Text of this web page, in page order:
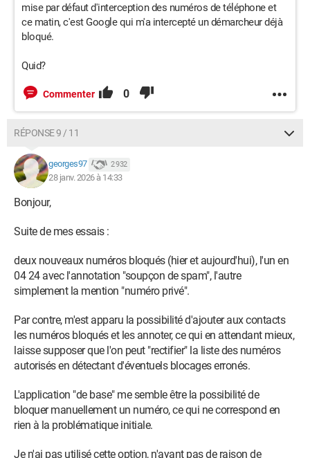
mise par défaut d'interception des numéros de téléphone et
ce matin, c'est Google qui m'a intercepté un démarcheur déjà
bloqué.
Quid?
Commenter 0
RÉPONSE 9 / 11
georges97 2 932
28 janv. 2026 à 14:33
Bonjour,
Suite de mes essais :
deux nouveaux numéros bloqués (hier et aujourd'hui), l'un en
04 24 avec l'annotation "soupçon de spam", l'autre
simplement la mention "numéro privé".
Par contre, m'est apparu la possibilité d'ajouter aux contacts
les numéros bloqués et les annoter, ce qui en attendant mieux,
laisse supposer que l'on peut "rectifier" la liste des numéros
autorisés en détectant d'éventuels blocages erronés.
L'application "de base" me semble être la possibilité de
bloquer manuellement un numéro, ce qui ne correspond en
rien à la problématique initiale.
Je n'ai pas utilisé cette option, n'ayant pas de raison de